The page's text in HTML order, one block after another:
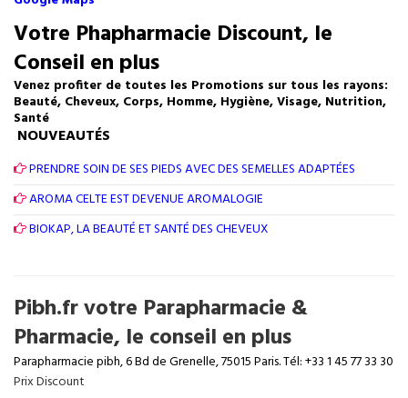
Votre Phapharmacie Discount, le
Conseil en plus
Venez profiter de toutes les Promotions sur tous les rayons:
Beauté, Cheveux, Corps, Homme, Hygiène, Visage, Nutrition,
Santé
NOUVEAUTÉS
PRENDRE SOIN DE SES PIEDS AVEC DES SEMELLES ADAPTÉES
AROMA CELTE EST DEVENUE AROMALOGIE
BIOKAP, LA BEAUTÉ ET SANTÉ DES CHEVEUX
Pibh.fr votre Parapharmacie &
Pharmacie, le conseil en plus
Parapharmacie pibh, 6 Bd de Grenelle, 75015 Paris. Tél: +33 1 45 77 33 30
Prix Discount